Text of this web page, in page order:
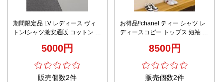
期間限定品 LV レディース ヴィ
トンtシャツ激安通販 コットン シ
5000円
販売個数2件
お得品‼chanel ティー シャツ レ
ディースコピー トップス 短袖 プ
8500円
販売個数2件